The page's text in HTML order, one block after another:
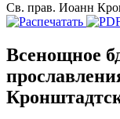
Св. прав. Иоанн
Всенощное